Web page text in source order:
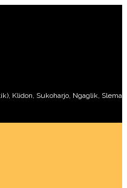
Klidon, Sukoharjo, Ngaglik,